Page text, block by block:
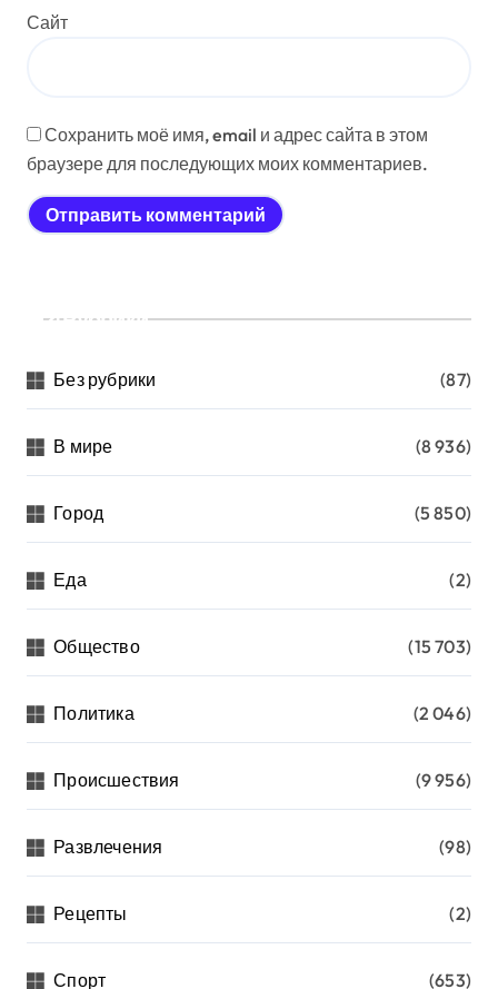
Сайт
Сохранить моё имя, email и адрес сайта в этом
браузере для последующих моих комментариев.
Рубрики
Без рубрики (87)
В мире (8 936)
Город (5 850)
Еда (2)
Общество (15 703)
Политика (2 046)
Происшествия (9 956)
Развлечения (98)
Рецепты (2)
Спорт (653)